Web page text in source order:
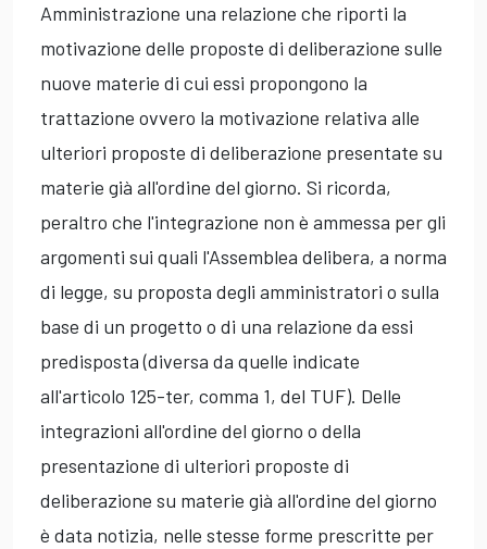
Amministrazione una relazione che riporti la
motivazione delle proposte di deliberazione sulle
nuove materie di cui essi propongono la
trattazione ovvero la motivazione relativa alle
ulteriori proposte di deliberazione presentate su
materie già all'ordine del giorno. Si ricorda,
peraltro che l'integrazione non è ammessa per gli
argomenti sui quali l'Assemblea delibera, a norma
di legge, su proposta degli amministratori o sulla
base di un progetto o di una relazione da essi
predisposta (diversa da quelle indicate
all'articolo 125-ter, comma 1, del TUF). Delle
integrazioni all'ordine del giorno o della
presentazione di ulteriori proposte di
deliberazione su materie già all'ordine del giorno
è data notizia, nelle stesse forme prescritte per